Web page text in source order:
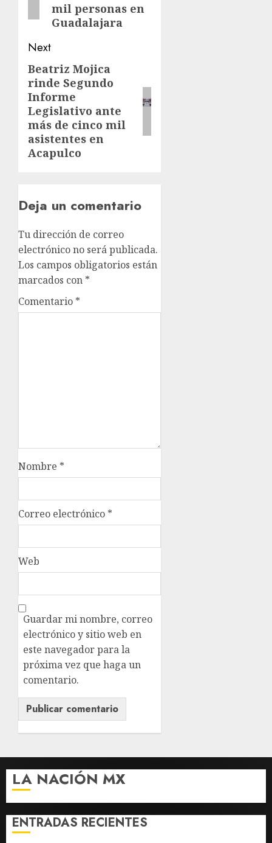
mil personas en
Guadalajara
Next
Beatriz Mojica
rinde Segundo
Informe
Legislativo ante
más de cinco mil
asistentes en
Acapulco
Deja un comentario
Tu dirección de correo
electrónico no será publicada.
Los campos obligatorios están
marcados con *
Comentario *
Nombre *
Correo electrónico *
Web
Guardar mi nombre, correo
electrónico y sitio web en
este navegador para la
próxima vez que haga un
comentario.
LA NACIÓN MX
ENTRADAS RECIENTES